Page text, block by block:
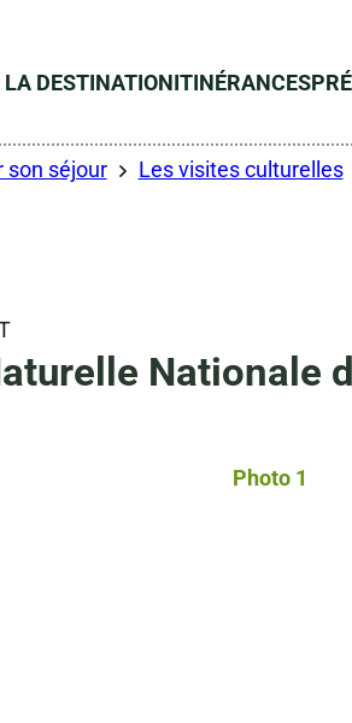
LA DESTINATIONITINÉRANCES
son séjour Les visites culturelles
Nationale
Photo 1, ©